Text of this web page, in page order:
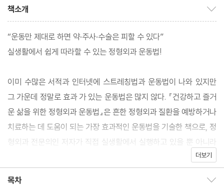
책소개
“운동만 제대로 하면 약·주사·수술은 피할 수 있다”
실생활에서 쉽게 따라할 수 있는 정형외과 운동법!
이미 수많은 서적과 인터넷에 스트레칭법과 운동법이 나와 있지만
그 가운데 정말로 효과 가 있는 운동법은 많지 않다. 『건강하고 즐거
운 삶을 위한 정형외과 운동법』은 흔한 정형외과 질환을 예방하거나
치료하는 데 도움이 되는 가장 효과적인 운동법을 기술한 책으로, 정
형외과 전문의인 저자가 직접 실생활에서 실행하고 있을 뿐 아니라
더보기
목차